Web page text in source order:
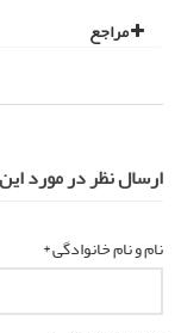
مراجع
ارسال نظر در مورد
نام و نام خانوادگی *